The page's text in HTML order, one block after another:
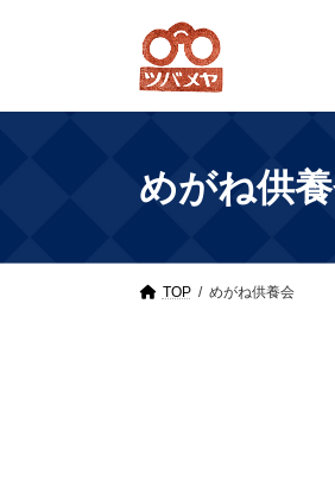
めがね供
TOP めがね供養会